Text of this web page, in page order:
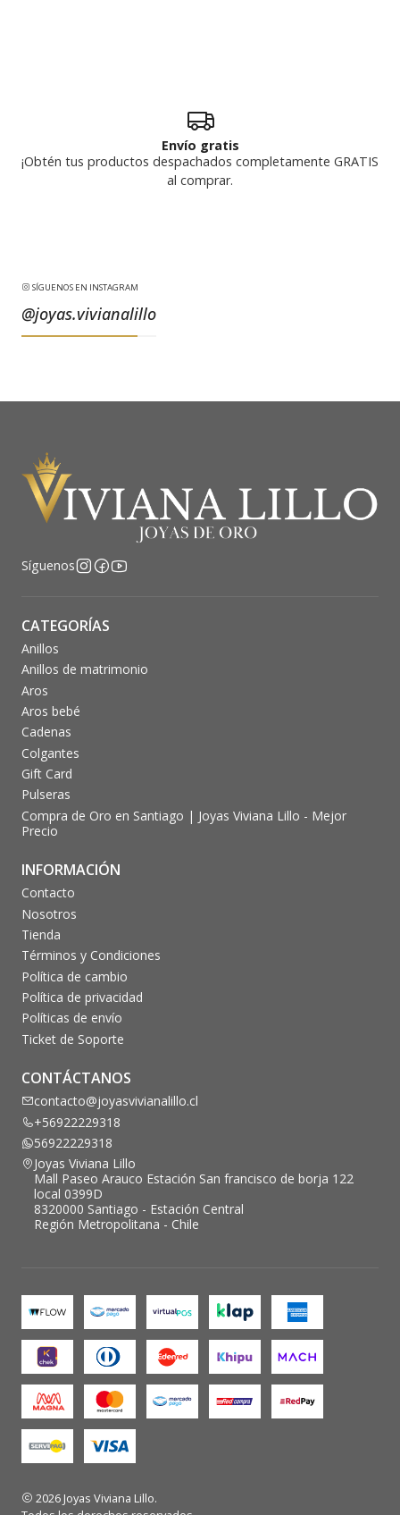
Envío gratis
¡Obtén tus productos despachados completamente GRATIS
al comprar.
SÍGUENOS EN INSTAGRAM
@joyas.vivianalillo
Síguenos
CATEGORÍAS
Anillos
Anillos de matrimonio
Aros
Aros bebé
Cadenas
Colgantes
Gift Card
Pulseras
Compra de Oro en Santiago | Joyas Viviana Lillo - Mejor
Precio
INFORMACIÓN
Contacto
Nosotros
Tienda
Términos y Condiciones
Política de cambio
Política de privacidad
Políticas de envío
Ticket de Soporte
CONTÁCTANOS
contacto@joyasvivianalillo.cl
+56922229318
56922229318
Joyas Viviana Lillo
Mall Paseo Arauco Estación San francisco de borja 122
local 0399D
8320000 Santiago - Estación Central
Región Metropolitana - Chile
2026 Joyas Viviana Lillo.